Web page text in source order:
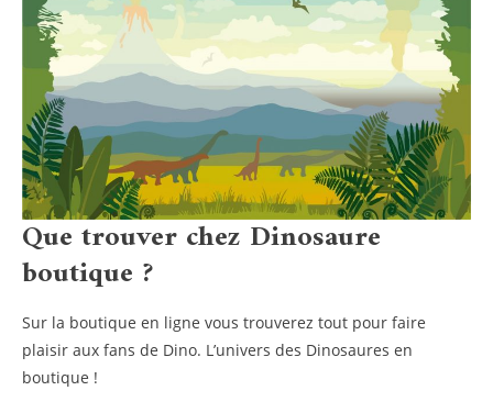
Que trouver chez Dinosaure
boutique ?
Sur la boutique en ligne vous trouverez tout pour faire
plaisir aux fans de Dino. L’univers des Dinosaures en
boutique !